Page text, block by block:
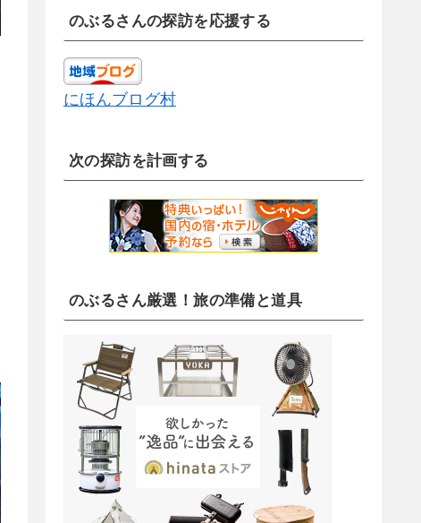
のぶるさんの探訪を応援する
にほんブログ村
次の探訪を計画する
のぶるさん厳選！旅の準備と道具